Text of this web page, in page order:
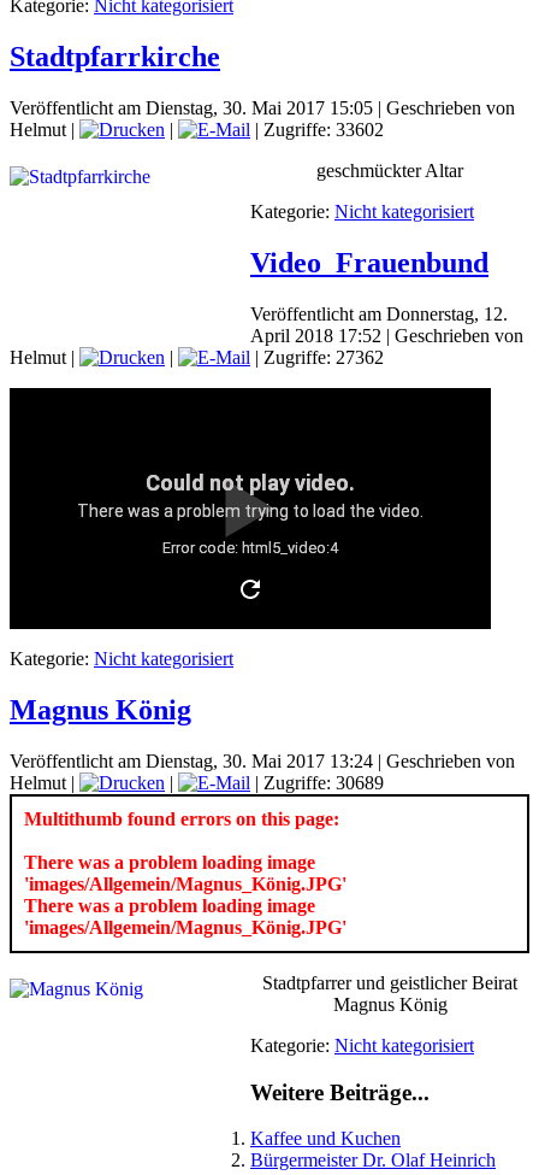
Kategorie: Nicht kategorisiert
Stadtpfarrkirche
Veröffentlicht am Dienstag, 30. Mai 2017 15:05 | Geschrieben von
Helmut | |
| Zugriffe: 33602
geschmückter Altar
Kategorie: Nicht kategorisiert
Video_Frauenbund
Veröffentlicht am Donnerstag, 12.
April 2018 17:52 | Geschrieben von
Helmut | | | Zugriffe: 27362
Could not play video.
There was a problem trying to load the video.
Error code: html5_video:4
Kategorie: Nicht kategorisiert
Magnus König
Veröffentlicht am Dienstag, 30. Mai 2017 13:24 | Geschrieben von
Helmut | |
| Zugriffe: 30689
Multithumb found errors on this page:
There was a problem loading image
'images/Allgemein/Magnus_König.JPG'
There was a problem loading image
'images/Allgemein/Magnus_König.JPG'
Stadtpfarrer und geistlicher Beirat
Magnus König
Kategorie: Nicht kategorisiert
Weitere Beiträge...
Kaffee und Kuchen
Bürgermeister Dr. Olaf Heinrich